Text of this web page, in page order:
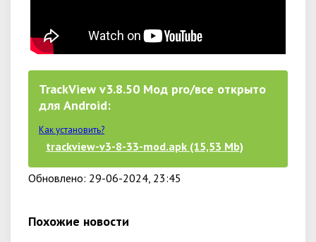
TrackView v3.8.50 Мод pro/все открыто
для Android:
Как установить?
trackview-v3-8-33-mod.apk (15,53 Mb)
Обновлено: 29-06-2024, 23:45
Похожие новости